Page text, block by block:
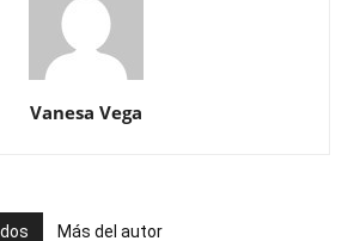
Vanesa Vega
Más del autor